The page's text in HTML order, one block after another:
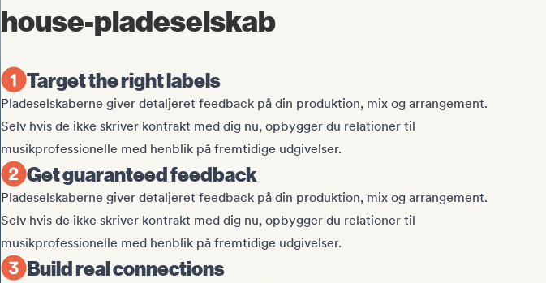
house-pladeselskab
Target the right labels
Pladeselskaberne giver detaljeret feedback på din produktion, mix og arrangement.
Selv hvis de ikke skriver kontrakt med dig nu, opbygger du relationer til
musikprofessionelle med henblik på fremtidige udgivelser.
Get guaranteed feedback
Pladeselskaberne giver detaljeret feedback på din produktion, mix og arrangement.
Selv hvis de ikke skriver kontrakt med dig nu, opbygger du relationer til
musikprofessionelle med henblik på fremtidige udgivelser.
Build real connections